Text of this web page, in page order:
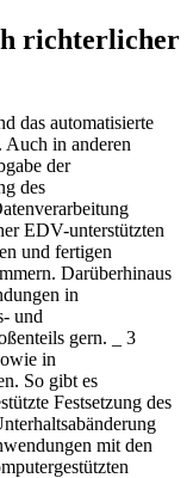
richterlicher
das automatisierte
in anderen
der
des
EDV-unterstützten
und fertigen
Darüberhinaus
in
und
gern. _ 3
in
So gibt es
Festsetzung des
mit den